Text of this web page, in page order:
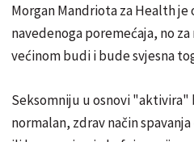
Morgan Mandriota za Health
navedenoga poremećaja, no
većinom budi i bude svjesna
Seksomniju u osnovi "aktivira"
normalan, zdrav način